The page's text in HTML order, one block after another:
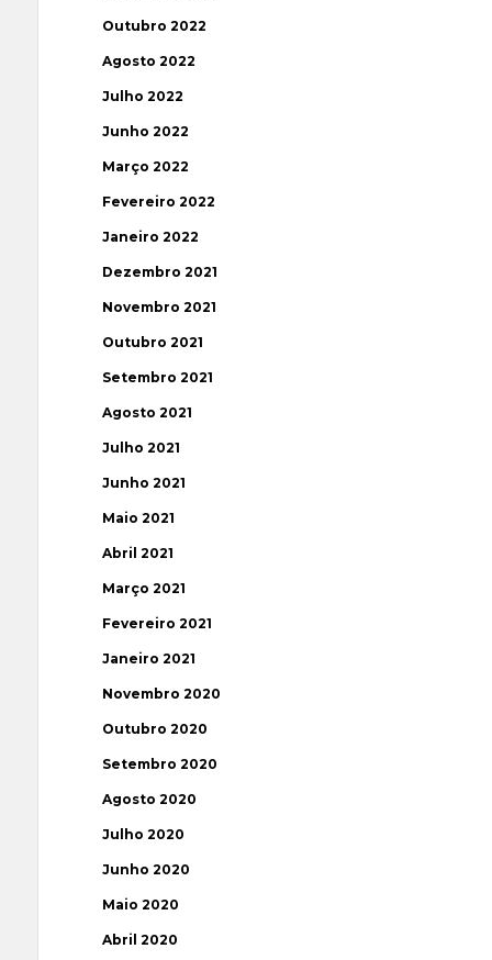
Outubro 2022
Agosto 2022
Julho 2022
Junho 2022
Março 2022
Fevereiro 2022
Janeiro 2022
Dezembro 2021
Novembro 2021
Outubro 2021
Setembro 2021
Agosto 2021
Julho 2021
Junho 2021
Maio 2021
Abril 2021
Março 2021
Fevereiro 2021
Janeiro 2021
Novembro 2020
Outubro 2020
Setembro 2020
Agosto 2020
Julho 2020
Junho 2020
Maio 2020
Abril 2020